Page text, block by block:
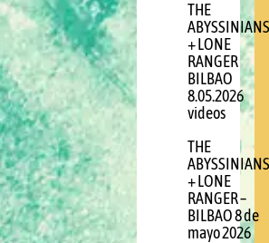
THE
ABYSSINIANS
+ LONE
RANGER
BILBAO
8.05.2026
videos
THE
ABYSSINIANS
+ LONE
RANGER –
BILBAO 8 de
mayo 2026